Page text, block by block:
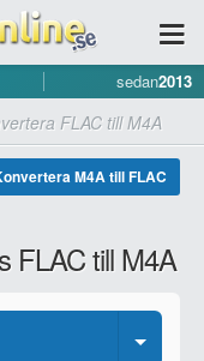
sedan2013
FLAC till M4A
M4A till FLAC
FLAC till M4A